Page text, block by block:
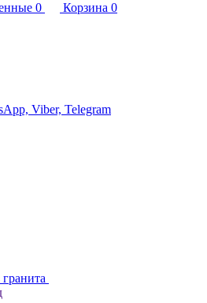
0 Корзина 0
Viber, Telegram